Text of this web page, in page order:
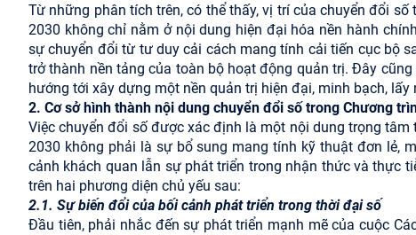
Từ những phân tích trên, có thể thấy, vị trí của chuyển đổi
2030 không chỉ nằm ở nội dung hiện đại hóa nền hành
sự chuyển đổi từ tư duy cải cách mang tính cải tiến cục bộ
trở thành nền tảng của toàn bộ hoạt động quản trị. Đây
hướng tới xây dựng một nền quản trị hiện đại, minh bạch,
2. Cơ sở hình thành nội dung chuyển đổi số trong Chương
Việc chuyển đổi số được xác định là một nội dung trọng
2030 không phải là sự bổ sung mang tính kỹ thuật đơn lẻ,
cảnh khách quan lẫn sự phát triển trong nhận thức và thực
trên hai phương diện chủ yếu sau:
2.1. Sự biến đổi của bối cảnh phát triển trong thời đại số
Đầu tiên, phải nhắc đến sự phát triển mạnh mẽ của cuộc